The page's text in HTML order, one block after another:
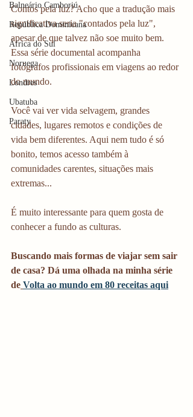
Balneário Camboriú
República Dominicana
África do Sul
Noruega
Londres
Ubatuba
Paraty
Contos pela luz? Acho que a tradução mais
significativa seria "contados pela luz",
apesar de que talvez não soe muito bem.
Essa série documental acompanha
fotógrafos profissionais em viagens ao redor
do mundo.
Você vai ver vida selvagem, grandes
cidades, lugares remotos e condições de
vida bem diferentes. Aqui nem tudo é só
bonito, temos acesso também à
comunidades carentes, situações mais
extremas...
É muito interessante para quem gosta de
conhecer a fundo as culturas.
Buscando mais formas de viajar sem sair
de casa? Dá uma olhada na minha série
de Volta ao mundo em 80 receitas aqui